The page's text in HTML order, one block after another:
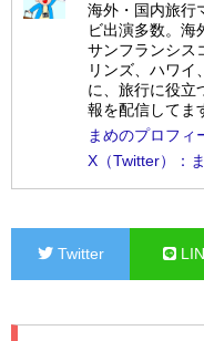
海外・国内旅行
ビ出演多数。海
サンフランシス
リンズ、ハワイ
に、旅行に役立
報を配信してま
まめのプロフィ
X（Twitter）：
Twitter